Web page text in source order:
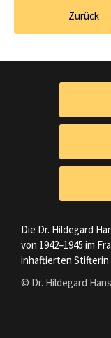
Zurück
Die Dr. Hildegard
von 1942–1945 im
inhaftierten
© Dr. Hildegard